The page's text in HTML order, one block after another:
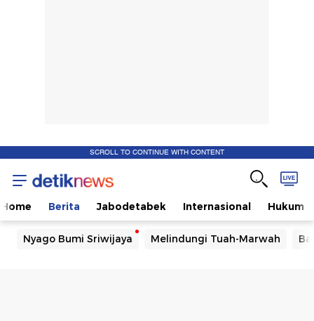
SCROLL TO CONTINUE WITH CONTENT
Home Berita Jabodetabek Internasional Hukum
Nyago Bumi Sriwijaya Melindungi Tuah-Marwah